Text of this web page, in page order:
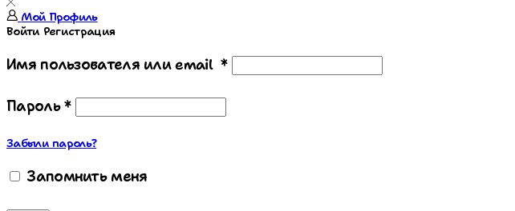
Мой Профиль
Войти Регистрация
Имя пользователя или email*
Пароль*
Забыли пароль?
Запомнить меня